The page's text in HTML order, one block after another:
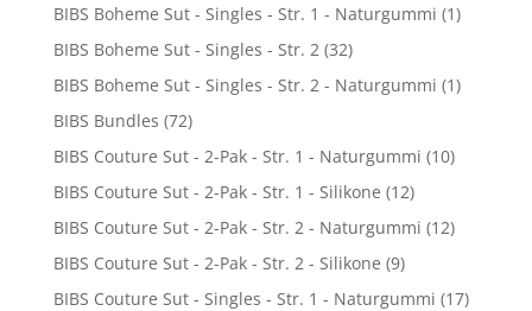
BIBS Boheme Sut - Singles - Str. 1 - Naturgummi (1)
BIBS Boheme Sut - Singles - Str. 2 (32)
BIBS Boheme Sut - Singles - Str. 2 - Naturgummi (1)
BIBS Bundles (72)
BIBS Couture Sut - 2-Pak - Str. 1 - Naturgummi (10)
BIBS Couture Sut - 2-Pak - Str. 1 - Silikone (12)
BIBS Couture Sut - 2-Pak - Str. 2 - Naturgummi (12)
BIBS Couture Sut - 2-Pak - Str. 2 - Silikone (9)
BIBS Couture Sut - Singles - Str. 1 - Naturgummi (17)